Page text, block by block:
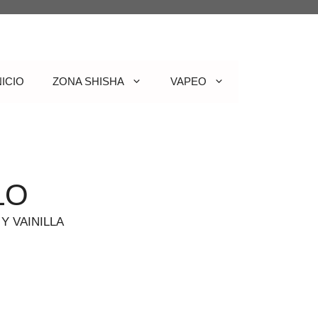
ZONA SHISHA VAPEO
VAINILLA